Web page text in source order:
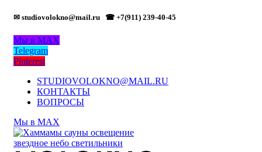
✉ studiovolokno@mail.ru ☎ +7(911) 239-40-45
Мы в MAX
Telegram
Pinterest
STUDIOVOLOKNO@MAIL.RU
КОНТАКТЫ
ВОПРОСЫ
Мы в MAX